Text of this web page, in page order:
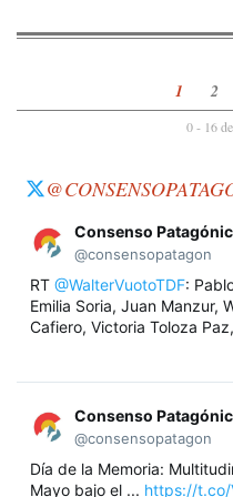
1 2
0 - 16
Consenso
@consensopatagon
RT @WalterVuotoTDF:
Emilia Soria, Juan Manzur,
Cafiero, Victoria Toloza
Consenso
@consensopatagon
Día de la Memoria:
Mayo bajo el ... https://t.co/